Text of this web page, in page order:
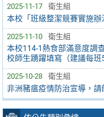
2025-11-17 衛生組
本校「班級整潔競賽實施辦
2025-11-10 衛生組
本校114-1熱食部滿意度調
校師生踴躍填寫（建議每班
2025-10-28 衛生組
非洲豬瘟疫情防治宣導，請